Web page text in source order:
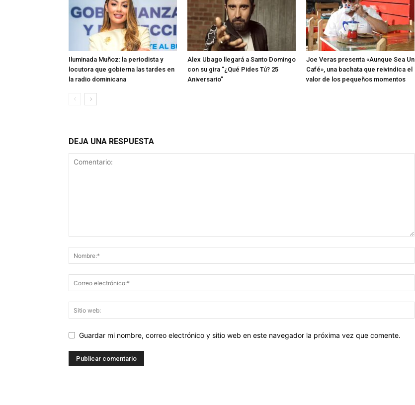
Iluminada Muñoz: la periodista y
locutora que gobierna las tardes en
la radio dominicana
Alex Ubago llegará a Santo Domingo
con su gira “¿Qué Pides Tú? 25
Aniversario”
Joe Veras presenta «Aunque Sea Un
Café», una bachata que reivindica el
valor de los pequeños momentos
DEJA UNA RESPUESTA
Guardar mi nombre, correo electrónico y sitio web en este navegador la próxima vez que comente.